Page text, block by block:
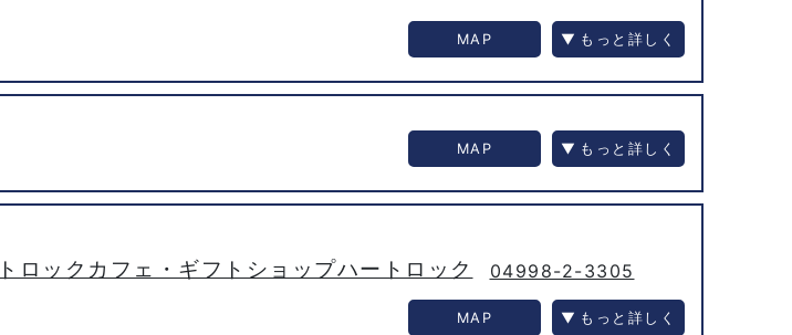
MAP
MAP
ロックカフェ・ギフトショップハートロック 04998-2-3305
MAP